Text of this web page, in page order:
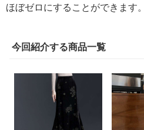
ほぼゼロにすることができます。
今回紹介する商品一覧